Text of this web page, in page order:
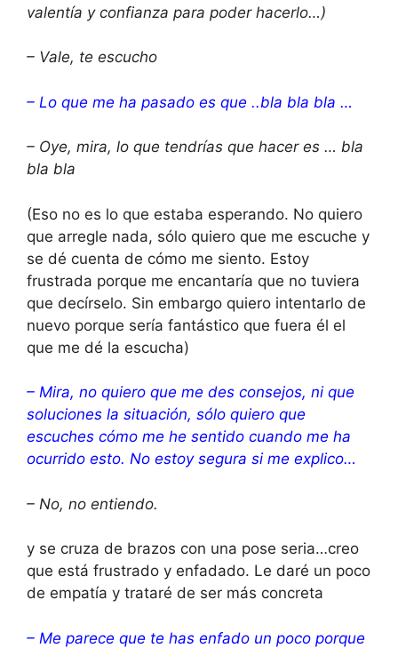
valentía y confianza para poder hacerlo…)
– Vale, te escucho
– Lo que me ha pasado es que ..bla bla bla …
– Oye, mira, lo que tendrías que hacer es … bla
bla bla
(Eso no es lo que estaba esperando. No quiero
que arregle nada, sólo quiero que me escuche y
se dé cuenta de cómo me siento. Estoy
frustrada porque me encantaría que no tuviera
que decírselo. Sin embargo quiero intentarlo de
nuevo porque sería fantástico que fuera él el
que me dé la escucha)
– Mira, no quiero que me des consejos, ni que
soluciones la situación, sólo quiero que
escuches cómo me he sentido cuando me ha
ocurrido esto. No estoy segura si me explico…
– No, no entiendo.
y se cruza de brazos con una pose seria…creo
que está frustrado y enfadado. Le daré un poco
de empatía y trataré de ser más concreta
– Me parece que te has enfado un poco porque